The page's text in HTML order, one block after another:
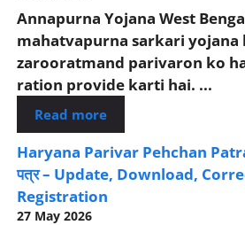
Annapurna Yojana West
mahatvapurna sarkari yojana
zarooratmand parivaron ko
ration provide karti hai. ...
Read more
Haryana Parivar Pehchan Patra
पत्र – Update, Download,
Registration
27 May 2026